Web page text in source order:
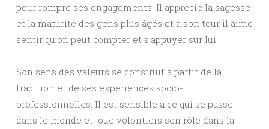
pour rompre ses engagements. Il apprécie la sagesse
et la maturité des gens plus âgés et à son tour il aime
sentir qu’on peut compter et s’appuyer sur lui.
Son sens des valeurs se construit à partir de la
tradition et de ses expériences socio-
professionnelles. Il est sensible à ce qui se passe
dans le monde et joue volontiers son rôle dans la